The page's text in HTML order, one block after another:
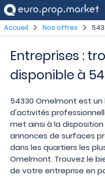
Accueil Nos offres
Entreprises :
disponible à
54330 Omelmont est un
d'activités
met ainsi à la
annonces de surfaces
dans les quartiers les
Omelmont. Trouvez le
de votre entreprise en